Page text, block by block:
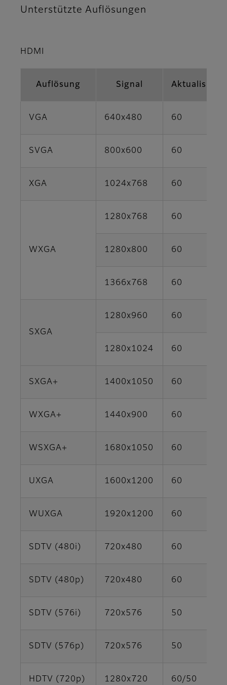
Unterstützte Auflösungen
HDMI
Auflösung Signal
VGA 640x480 60
SVGA 800x600 60
XGA 1024x768 60
WXGA
1280x768 60
1280x800 60
1366x768 60
SXGA
1280x960 60
1280x1024 60
SXGA+ 1400x1050 60
WXGA+ 1440x900 60
WSXGA+ 1680x1050 60
UXGA 1600x1200 60
WUXGA 1920x1200 60
SDTV (480i) 720x480 60
SDTV (480p) 720x480 60
SDTV (576i) 720x576 50
SDTV (576p) 720x576 50
HDTV (720p) 1280x720 60/50